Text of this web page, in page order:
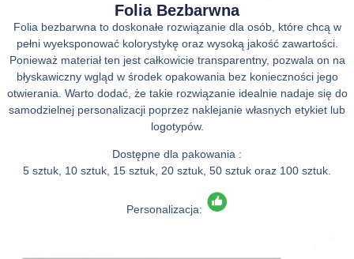
Folia Bezbarwna
Folia bezbarwna to doskonałe rozwiązanie dla osób, które chcą w
pełni wyeksponować kolorystykę oraz wysoką jakość zawartości.
Ponieważ materiał ten jest całkowicie transparentny, pozwala on na
błyskawiczny wgląd w środek opakowania bez konieczności jego
otwierania. Warto dodać, że takie rozwiązanie idealnie nadaje się do
samodzielnej personalizacji poprzez naklejanie własnych etykiet lub
logotypów.
Dostępne dla pakowania :
5 sztuk, 10 sztuk, 15 sztuk, 20 sztuk, 50 sztuk oraz 100 sztuk.
Personalizacja: